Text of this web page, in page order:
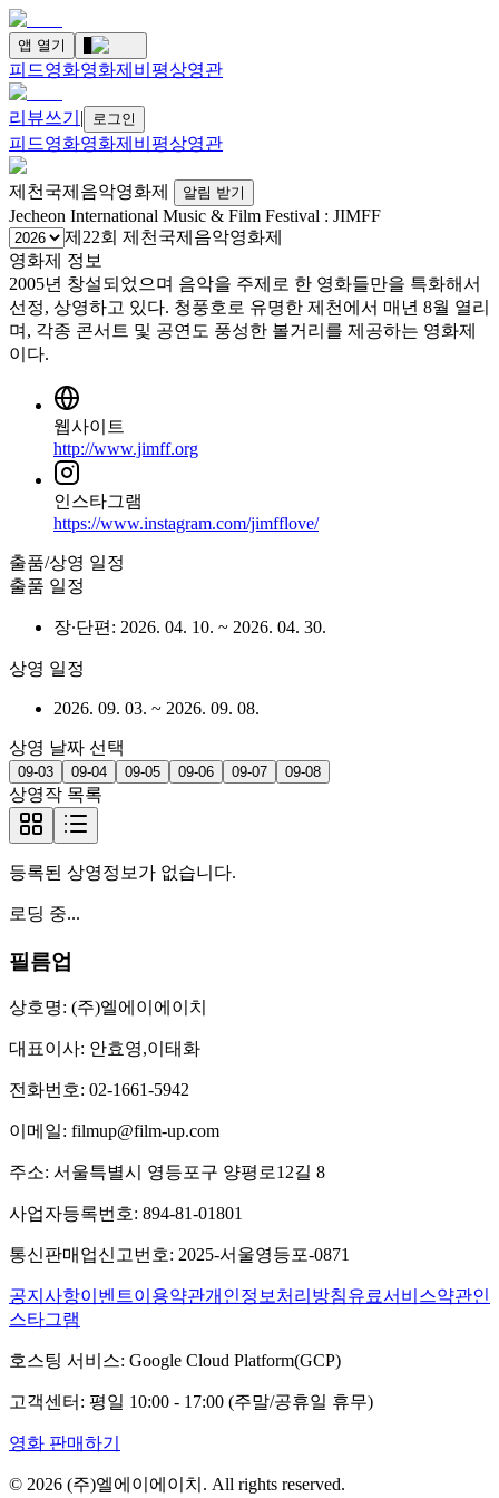
앱 열기
피드영화영화제 비평상영관
리뷰쓰기 | 로그인
피드영화영화제 비평상영관
제천국제음악영화제 알림 받기
Jecheon International Music & Film Festival : JIMFF
제22회 제천국제음악영화제
영화제 정보
2005년 창설되었으며 음악을 주제로 한 영화들만을 특화해서
선정, 상영하고 있다. 청풍호로 유명한 제천에서 매년 8월 열리
며, 각종 콘서트 및 공연도 풍성한 볼거리를 제공하는 영화제
이다.
웹사이트
http://www.jimff.org
인스타그램
https://www.instagram.com/jimfflove/
출품/상영 일정
출품 일정
장∙단편 : 2026. 04. 10. ~ 2026. 04. 30.
상영 일정
2026. 09. 03. ~ 2026. 09. 08.
상영 날짜 선택
09-03 09-04 09-05 09-06 09-07 09-08
상영작 목록
등록된 상영정보가 없습니다.
로딩 중...
필름업
상호명: (주)엘에이에이치
대표이사: 안효영,이태화
전화번호: 02-1661-5942
이메일: filmup@film-up.com
주소: 서울특별시 영등포구 양평로12길 8
사업자등록번호: 894-81-01801
통신판매업신고번호: 2025-서울영등포-0871
공지사항이벤트이용약관개인정보처리방침유료서비스약관인
스타그램
호스팅 서비스: Google Cloud Platform(GCP)
고객센터: 평일 10:00 - 17:00 (주말/공휴일 휴무)
영화 판매하기
© 2026 (주)엘에이에이치 . All rights reserved.